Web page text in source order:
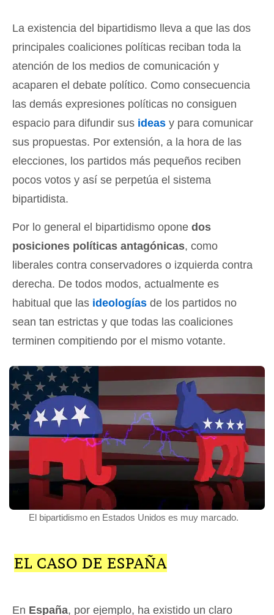
La existencia del bipartidismo lleva a que las dos
principales coaliciones políticas reciban toda la
atención de los medios de comunicación y
acaparen el debate político. Como consecuencia
las demás expresiones políticas no consiguen
espacio para difundir sus ideas y para comunicar
sus propuestas. Por extensión, a la hora de las
elecciones, los partidos más pequeños reciben
pocos votos y así se perpetúa el sistema
bipartidista.
Por lo general el bipartidismo opone dos
posiciones políticas antagónicas, como
liberales contra conservadores o izquierda contra
derecha. De todos modos, actualmente es
habitual que las ideologías de los partidos no
sean tan estrictas y que todas las coaliciones
terminen compitiendo por el mismo votante.
El bipartidismo en Estados Unidos es muy marcado.
EL CASO DE ESPAÑA
En España, por ejemplo, ha existido un claro